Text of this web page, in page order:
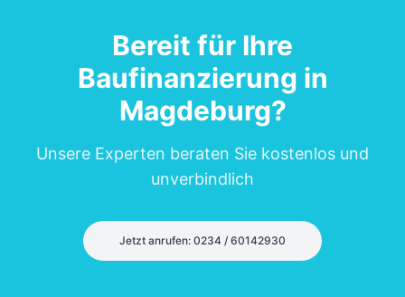
Bereit für Ihre
Baufinanzierung in
Magdeburg?
Unsere Experten beraten Sie kostenlos und
unverbindlich
Jetzt anrufen: 0234 / 60142930